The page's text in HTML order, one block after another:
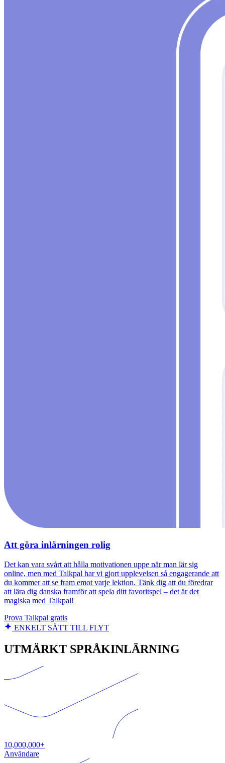
Att göra inlärningen rolig
Det kan vara svårt att hålla motivationen uppe när man lär sig
online, men med Talkpal har vi gjort upplevelsen så engagerande att
du kommer att se fram emot varje lektion. Tänk dig att du föredrar
att lära dig danska framför att spela ditt favoritspel – det är det
magiska med Talkpal!
Prova Talkpal gratis
ENKELT SÄTT TILL FLYT
UTMÄRKT SPRÅKINLÄRNING
10,000,000+
Användare